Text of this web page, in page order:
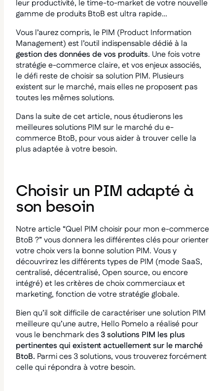
leur productivité, le time-to-market de votre nouvelle
gamme de produits BtoB est ultra rapide…
Vous l’aurez compris, le PIM (Product Information
Management) est l’outil indispensable dédié à la
gestion des données de vos produits. Une fois votre
stratégie e-commerce claire, et vos enjeux associés,
le défi reste de choisir sa solution PIM. Plusieurs
existent sur le marché, mais elles ne proposent pas
toutes les mêmes solutions.
Dans la suite de cet article, nous étudierons les
meilleures solutions PIM sur le marché du e-
commerce BtoB, pour vous aider à trouver celle la
plus adaptée à votre besoin.
Choisir un PIM adapté à
son besoin
Notre article “Quel PIM choisir pour mon e-commerce
BtoB ?” vous donnera les différentes clés pour orienter
votre choix vers la bonne solution PIM. Vous y
découvrirez les différents types de PIM (mode SaaS,
centralisé, décentralisé, Open source, ou encore
intégré) et les critères de choix commerciaux et
marketing, fonction de votre stratégie globale.
Bien qu’il soit difficile de caractériser une solution PIM
meilleure qu’une autre, Hello Pomelo a réalisé pour
vous le benchmark des 3 solutions PIM les plus
pertinentes qui existent actuellement sur le marché
BtoB. Parmi ces 3 solutions, vous trouverez forcément
celle qui répondra à votre besoin.